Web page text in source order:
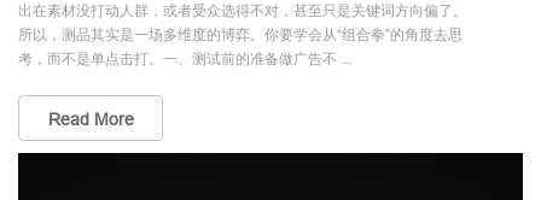
出在素材没打动人群，或者受众选得不对，甚至只是关键词方向偏了。
所以，测品其实是一场多维度的博弈。你要学会从“组合拳”的角度去思
考，而不是单点击打。一、测试前的准备做广告不 ...
Read More